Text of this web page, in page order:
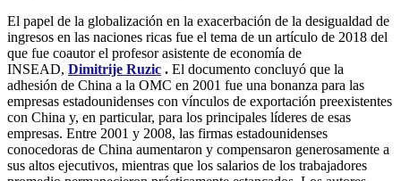
El papel de la globalización en la exacerbación de la desigualdad de
ingresos en las naciones ricas fue el tema de un artículo de 2018 del
que fue coautor el profesor asistente de economía de
INSEAD, Dimitrije Ruzic . El documento concluyó que la
adhesión de China a la OMC en 2001 fue una bonanza para las
empresas estadounidenses con vínculos de exportación preexistentes
con China y, en particular, para los principales líderes de esas
empresas. Entre 2001 y 2008, las firmas estadounidenses
conocedoras de China aumentaron y compensaron generosamente a
sus altos ejecutivos, mientras que los salarios de los trabajadores